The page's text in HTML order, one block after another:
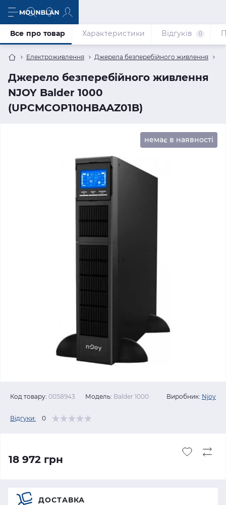
Електроживлення Джерела безперебійного живлення
Джерело безперебійного живлення
NJOY Balder 1000
(UPCMCOP110HBAAZ01B)
Все про товар Характеристики Відгуків 0
немає в наявності
Код товару: 0058943 Модель: Balder 1000 Виробник: Njoy
Відгуки: 0
18 972 грн
ДОСТАВКА